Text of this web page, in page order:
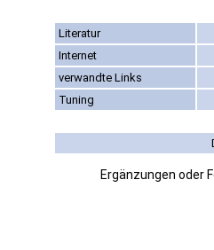
Literatur
Internet
verwandte Links
Tuning
Ergänzungen oder